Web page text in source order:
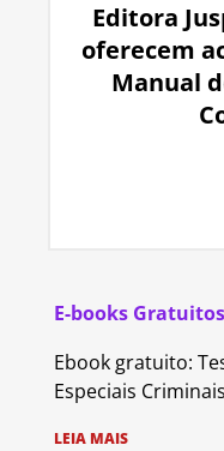
Editora
oferecem
Manual
E-books Gratuitos
Ebook gratuito:
Especiais
LEIA MAIS